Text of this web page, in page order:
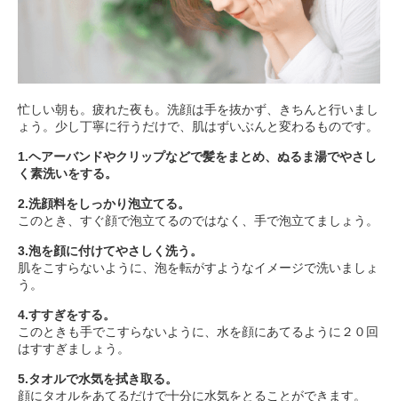
忙しい朝も。疲れた夜も。洗顔は手を抜かず、きちんと行いまし
ょう。少し丁寧に行うだけで、肌はずいぶんと変わるものです。
1.ヘアーバンドやクリップなどで髪をまとめ、ぬるま湯でやさし
く素洗いをする。
2.洗顔料をしっかり泡立てる。
このとき、すぐ顔で泡立てるのではなく、手で泡立てましょう。
3.泡を顔に付けてやさしく洗う。
肌をこすらないように、泡を転がすようなイメージで洗いましょ
う。
4.すすぎをする。
このときも手でこすらないように、水を顔にあてるように２０回
はすすぎましょう。
5.タオルで水気を拭き取る。
顔にタオルをあてるだけで十分に水気をとることができます。